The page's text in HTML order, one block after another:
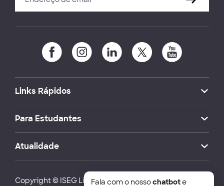
Links Rápidos
Para Estudantes
Atualidade
Copyright © ISEG Lisbon School of Economics and
Fala com o nossochatbote